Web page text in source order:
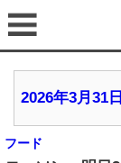
2026年3月31
フード